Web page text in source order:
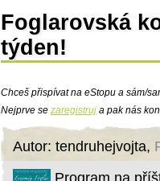
Foglarovská
týden!
Chceš přispívat na eStopu a sám/
Nejprve se zaregistruj a pak nás
Autor: tendruhejvojta,